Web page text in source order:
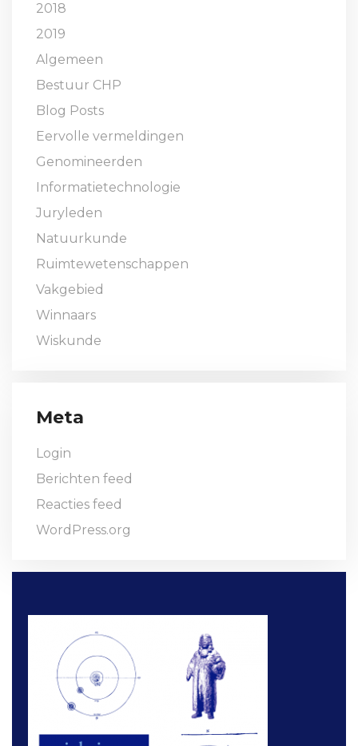
2018
2019
Algemeen
Bestuur CHP
Blog Posts
Eervolle vermeldingen
Genomineerden
Informatietechnologie
Juryleden
Natuurkunde
Ruimtewetenschappen
Vakgebied
Winnaars
Wiskunde
Meta
Login
Berichten feed
Reacties feed
WordPress.org